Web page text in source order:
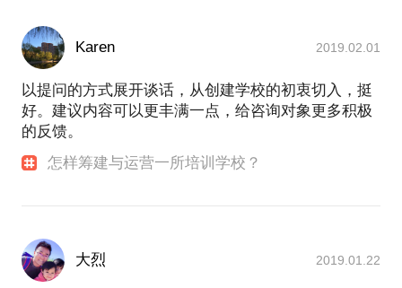
Karen 2019.02.01
以提问的方式展开谈话，从创建学校的初衷切入，挺
好。建议内容可以更丰满一点，给咨询对象更多积极
的反馈。
怎样筹建与运营一所培训学校？
大烈 2019.01.22